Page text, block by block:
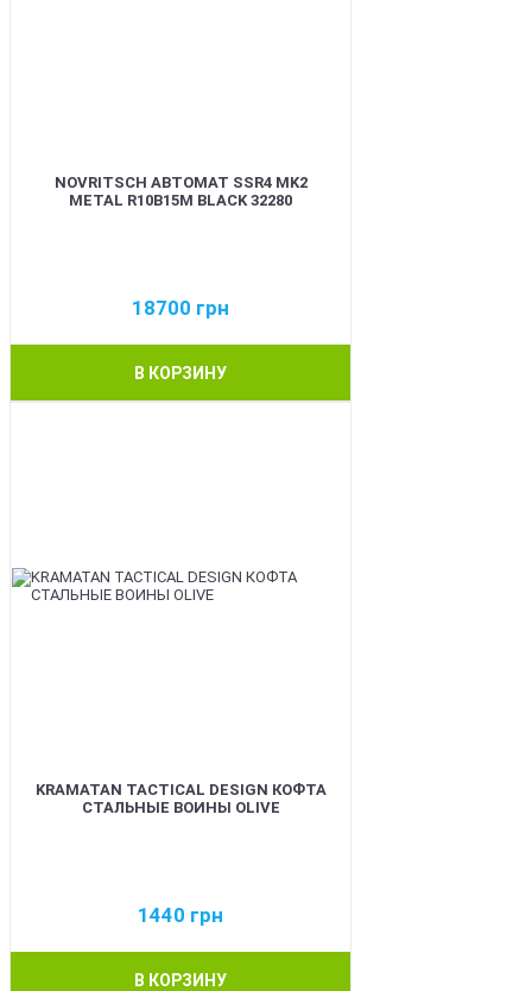
NOVRITSCH АВТОМАТ SSR4 MK2
METAL R10B15M BLACK 32280
18700 грн
В КОРЗИНУ
KRAMATAN TACTICAL DESIGN КОФТА
СТАЛЬНЫЕ ВОИНЫ OLIVE
1440 грн
В КОРЗИНУ